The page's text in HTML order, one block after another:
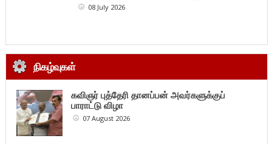
08 July 2026
நிகழ்வுகள்
கவிஞர் புத்தேரி தானப்பன் அவர்களுக்குப்
பாராட்டு விழா
07 August 2026